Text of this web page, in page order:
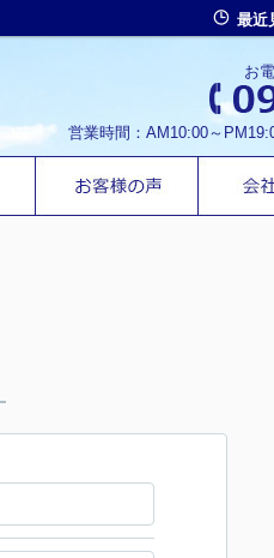
最近
お
営業時間：AM10:00～